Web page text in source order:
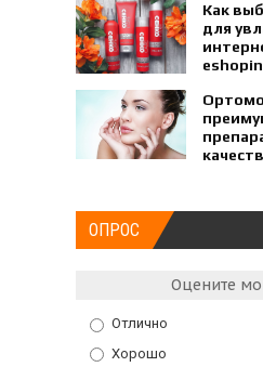
Как
для
ОПРОС
Оцените
Отлично
Хорошо